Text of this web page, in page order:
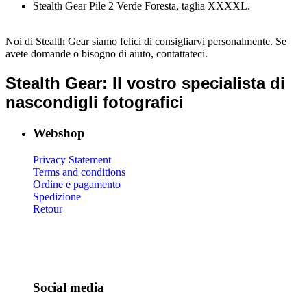
Stealth Gear Pile 2 Verde Foresta, taglia XXXXL.
Noi di Stealth Gear siamo felici di consigliarvi personalmente. Se
avete domande o bisogno di aiuto, contattateci.
Stealth Gear: Il vostro specialista di
nascondigli fotografici
Webshop
Privacy Statement
Terms and conditions
Ordine e pagamento
Spedizione
Retour
Social media